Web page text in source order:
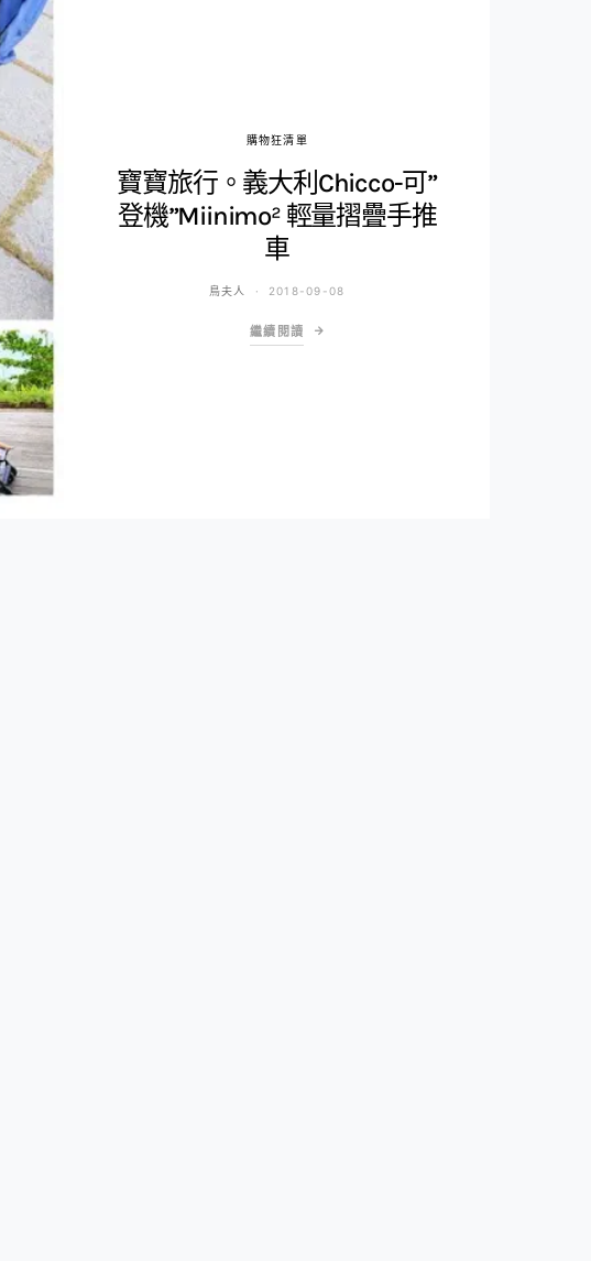
購物狂清單
寶寶旅行。義大利Chicco-可”
登機”Miinimo² 輕量摺疊手推
車
鳥夫人 2018-09-08
繼續閱讀